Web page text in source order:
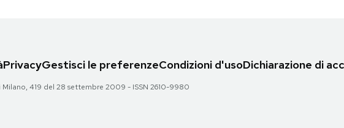
PrivacyGestisci le preferenzeCondizioni d'usoDichiarazione di
419 del 28 settembre 2009 - ISSN 2610-9980